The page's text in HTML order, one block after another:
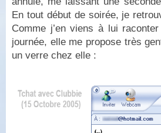
En tout début de soirée, je
Comme j’en viens à lui
journée, elle me propose très
un verre chez elle :